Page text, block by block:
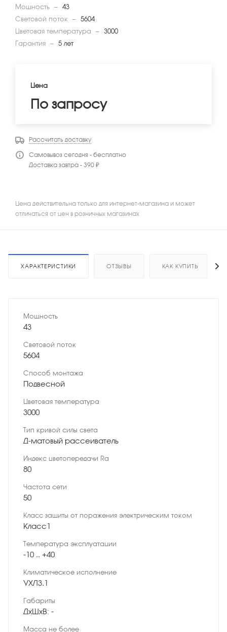
Мощность — 43
Световой поток
— 5604
Цветовая температура
— 3000
Гарантия — 5 лет
Цена
По запросу
Рассчитать доставку
Самовывоз сегодня - бесплатно
Доставка завтра - 390 ₽
Цена действительна только для интернет-магазина и может
отличаться от цен в розничных магазинах
ХАРАКТЕРИСТИКИ ОТЗЫВЫ КАК КУПИТЬ
Мощность
43
Световой поток
5604
Способ монтажа
Подвесной
Цветовая температура
3000
Тип кривой силы света
Д-матовый рассеиватель
Индекс цветопередачи Ra
80
Частота сети
50
Класс защиты от поражения электрическим током
Класс1
Температура эксплуатации
-10 .. +40
Климатическое исполнение
УХЛ3.1
Габариты
ДхШхВ: -
Масса не более